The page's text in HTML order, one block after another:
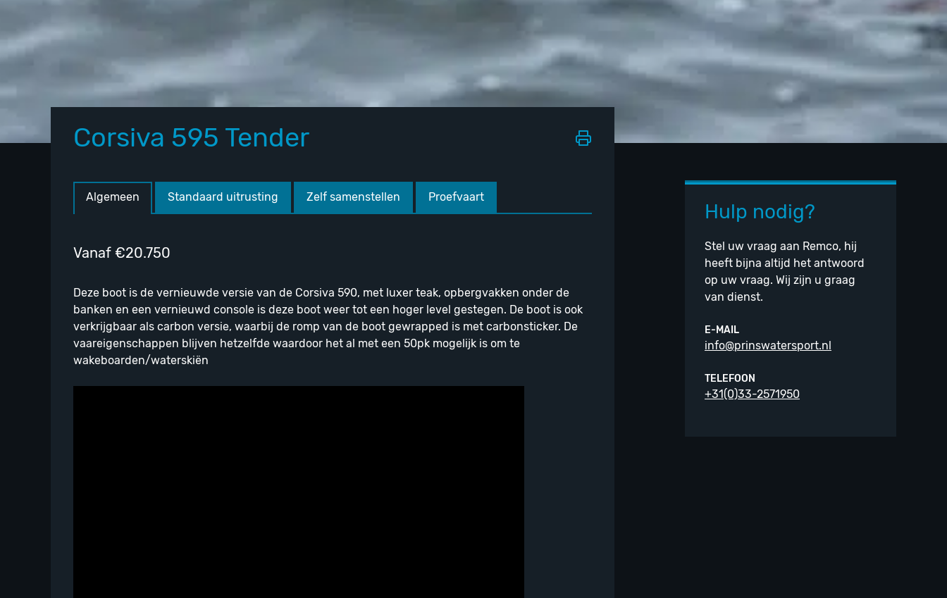
Home/ Merken / Corsiva / Corsiva 595 Tender
Corsiva 595 Tender
Algemeen Standaard uitrusting Zelf samenstellen Proefvaart
Vanaf €20.750
Deze boot is de vernieuwde versie van de Corsiva 590, met luxer teak, opbergvakken onder de
banken en een vernieuwd console is deze boot weer tot een hoger level gestegen. De boot is ook
verkrijgbaar als carbon versie, waarbij de romp van de boot gewrapped is met carbonsticker. De
vaareigenschappen blijven hetzelfde waardoor het al met een 50pk mogelijk is om te
wakeboarden/waterskiën
Hulp nodig?
Stel uw vraag aan Remco, hij
heeft bijna altijd het antwoord
op uw vraag. Wij zijn u graag
van dienst.
E-MAIL
info@prinswatersport.nl
TELEFOON
+31(0)33-2571950